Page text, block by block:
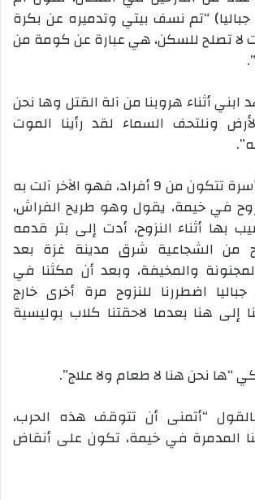
“تم نسف بيتي وتدميره عن بكرة
لا تصلح للسكن، هي عبارة عن كومة من
أثناء هروبنا من آلة القتل وها نحن
ونلتحف السماء لقد رأينا الموت
أما أبو بشار رب أسرة تتكون من 9 أفراد، فهو الآخر آلت به
في خيمة، يقول وهو طريح الفراش،
بها أثناء النزوح، أدت إلى بتر قدمه
من الشجاعية شرق مدينة غزة بعد
المجنونة والمخيفة، وبعد أن مكثنا في
اضطررنا للنزوح مرة أخرى خارج
إلى هنا بعدما لاحقتنا كلاب بوليسية
“ها نحن هنا لا طعام ولا علاج”.
“أتمنى أن تتوقف هذه الحرب،
المدمرة في خيمة، تكون على أنقاض